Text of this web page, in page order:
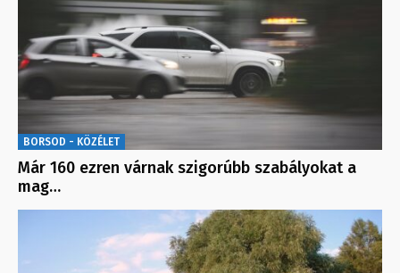
BORSOD - KÖZÉLET
Már 160 ezren várnak szigorúbb szabályokat a
mag…